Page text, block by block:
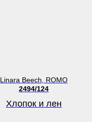
Linara Beech, ROMO
2494/124
Хлопок и лен